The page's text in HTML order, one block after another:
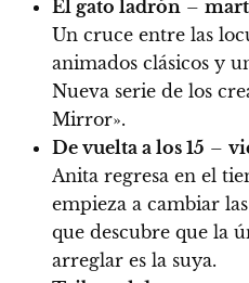
El gato ladrón –
Un cruce entre las
animados clásicos y
Nueva serie de los
Mirror».
De vuelta a los 15 –
Anita regresa en el
empieza a cambiar
que descubre que la
arreglar es la suya.